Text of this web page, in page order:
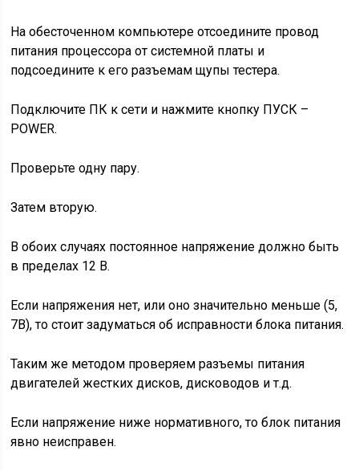
На обесточенном компьютере отсоедините провод
питания процессора от системной платы и
подсоедините к его разъемам щупы тестера.
Подключите ПК к сети и нажмите кнопку ПУСК –
POWER.
Проверьте одну пару.
Затем вторую.
В обоих случаях постоянное напряжение должно быть
в пределах 12 В.
Если напряжения нет, или оно значительно меньше (5,
7В), то стоит задуматься об исправности блока питания.
Таким же методом проверяем разъемы питания
двигателей жестких дисков, дисководов и т.д.
Если напряжение ниже нормативного, то блок питания
явно неисправен.